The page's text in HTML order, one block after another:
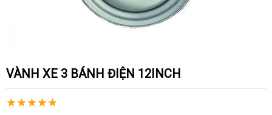
VÀNH XE 3 BÁNH ĐIỆN 12INCH